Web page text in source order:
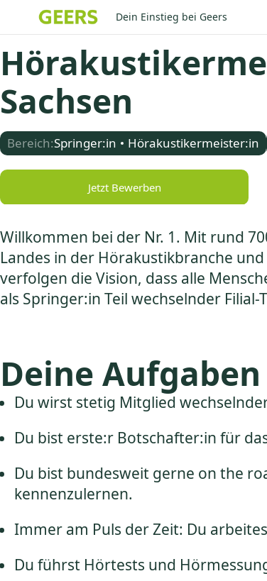
Dein Einstieg bei Geers
Sachsen
Bereich:Springer:in Hörakustikermeister:in
Jetzt Bewerben
Willkommen bei der Nr. 1. Mit rund
Landes in der Hörakustikbranche
verfolgen die Vision, dass alle
als Springer:in Teil wechselnder
Deine Aufgaben
Du wirst stetig Mitglied
Du bist erste:r Botschafter:in für
Du bist bundesweit gerne on the
kennenzulernen.
Immer am Puls der Zeit: Du
Du führst Hörtests und